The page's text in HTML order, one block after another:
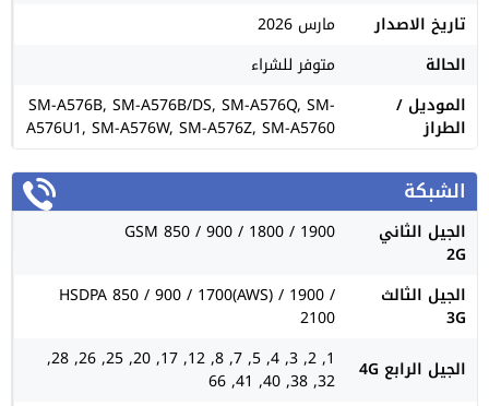
تاريخ الاصدار
مارس 2026
الحالة
متوفر للشراء
الموديل /
الطراز
SM-A576B, SM-A576B/DS, SM-A576Q, SM-
A576U1, SM-A576W, SM-A576Z, SM-A5760
الشبكة
الجيل الثاني
2G
GSM 850 / 900 / 1800 / 1900
الجيل الثالث
3G
HSDPA 850 / 900 / 1700(AWS) / 1900 /
2100
الجيل الرابع 4G
1, 2, 3, 4, 5, 7, 8, 12, 17, 20, 25, 26, 28,
32, 38, 40, 41, 66